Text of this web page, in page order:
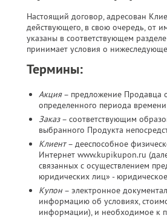
Настоящий договор, адресован
действующего, в свою очередь, от
указаны в соответствующем
принимает условия о
Термины:
Акция– предложение Продавца
определенного периода
Заказ– соответствующим
выбранного Продукта
Клиент– дееспособное
Интернет www.kupikupon.ru
связанных с осуществлением
юридических лиц» -
Купон – электронное
информацию об условиях,
информации), и необходимое к